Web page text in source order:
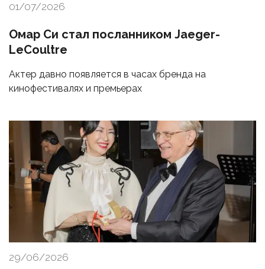
01/07/2026
Омар Си стал посланником Jaeger-
LeCoultre
Актер давно появляется в часах бренда на
кинофестивалях и премьерах
29/06/2026